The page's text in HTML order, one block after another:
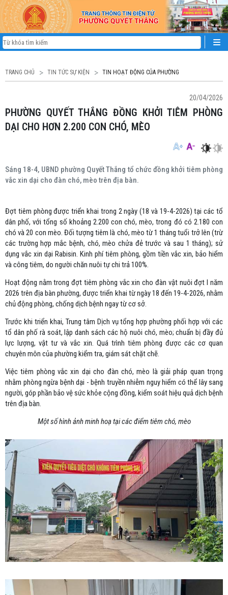
TRANG CHỦ TIN TỨC SỰ KIỆN TIN HOẠT ĐỘNG CỦA PHƯỜNG
20/04/2026
PHƯỜNG QUYẾT THẮNG ĐỒNG KHỞI TIÊM PHÒNG
DẠI CHO HƠN 2.200 CON CHÓ, MÈO
Sáng 18-4, UBND phường Quyết Thắng tổ chức đồng khởi tiêm phòng
vắc xin dại cho đàn chó, mèo trên địa bàn.
Đợt tiêm phòng được triển khai trong 2 ngày (18 và 19-4-2026) tại các tổ
dân phố, với tổng số khoảng 2.200 con chó, mèo, trong đó có 2.180 con
chó và 20 con mèo. Đối tượng tiêm là chó, mèo từ 1 tháng tuổi trở lên (trừ
các trường hợp mắc bệnh, chó, mèo chửa đẻ trước và sau 1 tháng); sử
dụng vắc xin dại Rabisin. Kinh phí tiêm phòng, gồm tiền vắc xin, bảo hiểm
và công tiêm, do người chăn nuôi tự chi trả 100%.
Hoạt động nằm trong đợt tiêm phòng vắc xin cho đàn vật nuôi đợt I năm
2026 trên địa bàn phường, được triển khai từ ngày 18 đến 19-4-2026, nhằm
chủ động phòng, chống dịch bệnh ngay từ cơ sở.
Trước khi triển khai, Trung tâm Dịch vụ tổng hợp phường phối hợp với các
tổ dân phố rà soát, lập danh sách các hộ nuôi chó, mèo; chuẩn bị đầy đủ
lực lượng, vật tư và vắc xin. Quá trình tiêm phòng được các cơ quan
chuyên môn của phường kiểm tra, giám sát chặt chẽ.
Việc tiêm phòng vắc xin dại cho đàn chó, mèo là giải pháp quan trọng
nhằm phòng ngừa bệnh dại - bệnh truyền nhiễm nguy hiểm có thể lây sang
người, góp phần bảo vệ sức khỏe cộng đồng, kiểm soát hiệu quả dịch bệnh
trên địa bàn.
Một số hình ảnh minh hoạ tại các điểm tiêm chó, mèo